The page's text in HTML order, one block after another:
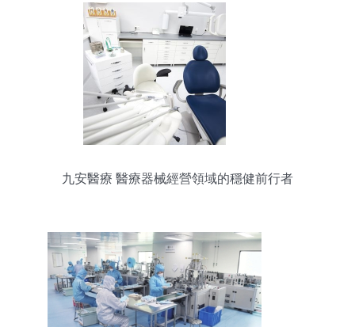
九安醫療 醫療器械經營領域的穩健前行者